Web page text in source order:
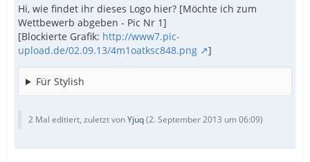
Hi, wie findet ihr dieses Logo hier? [Möchte ich zum
Wettbewerb abgeben - Pic Nr 1]
[Blockierte Grafik: http://www7.pic-
upload.de/02.09.13/4m1oatksc848.png
]
Für Stylish
2 Mal editiert, zuletzt vonYjuq(2. September 2013 um 06:09)